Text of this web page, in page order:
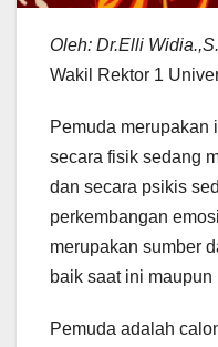
Oleh: Dr.Elli
Wakil Rektor 1
Pemuda
secara fisik sedang
dan secara psikis
perkembangan
merupakan sumber
baik saat ini maupun
Pemuda adalah